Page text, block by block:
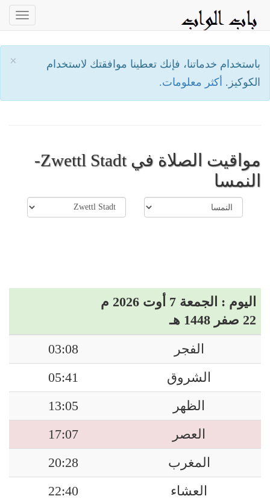
×
باستخدام خدماتنا، فإنك تعطينا موافقتك لاستخدام
الكوكيز. أكثر معلومات.
مواقيت الصلاة في Zwettl Stadt-
النمسا
اليوم : الجمعة 7 أوت 2026 م
22 صفر 1448 هـ
الفجر
03:08
الشروق
05:41
الظهر
13:05
العصر
17:07
المغرب
20:28
العشاء
22:40